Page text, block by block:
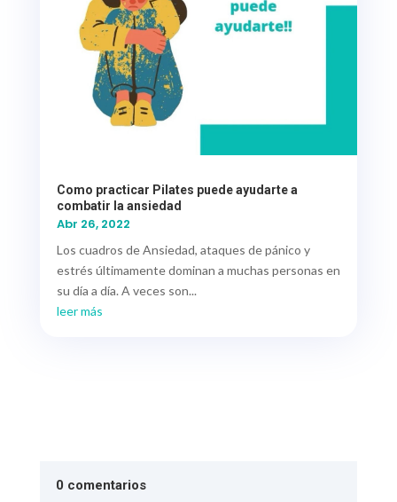
Como practicar Pilates puede ayudarte a
combatir la ansiedad
Abr 26, 2022
Los cuadros de Ansiedad, ataques de pánico y
estrés últimamente dominan a muchas personas en
su día a día. A veces son...
leer más
0 comentarios